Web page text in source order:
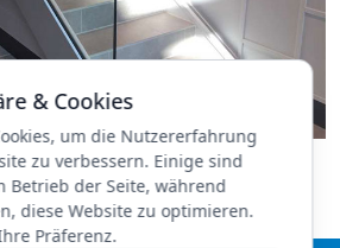
& Cookies
um die Nutzererfahrung
zu verbessern. Einige sind
Betrieb der Seite, während
diese Website zu optimieren.
Präferenz.